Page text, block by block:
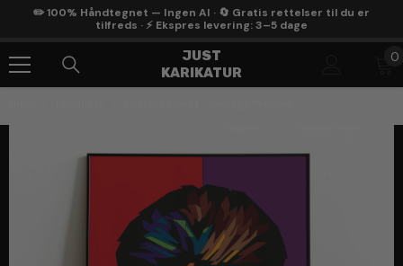
Gå Til Indhold
✏️ 100% Håndtegnet — Ingen AI · 🔄 Gratis rettelser til du er
tilfreds · ⚡ Ekspres levering: 3–5 dage
JUST
KARIKATUR
0
0